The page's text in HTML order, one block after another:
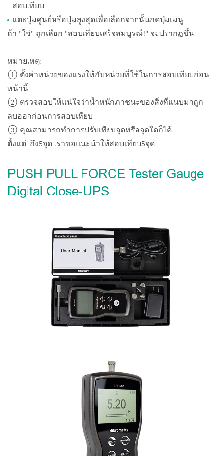
สอบเทียบ
แตะปุ่มศูนย์หรือปุ่มสูงสุดเพื่อเลือกจากนั้นกดปุ่มเมนู
ถ้า "ใช่" ถูกเลือก "สอบเทียบเสร็จสมบูรณ์!" จะปรากฏขึ้น
หมายเหตุ:
① ตั้งค่าหน่วยของแรงให้กับหน่วยที่ใช้ในการสอบเทียบก่อน
หน้านี้
② ตรวจสอบให้แน่ใจว่าน้ำหนักภาชนะของสิ่งที่แนบมาถูก
ลบออกก่อนการสอบเทียบ
③ คุณสามารถทำการปรับเทียบจุดหรือจุดใดก็ได้
ตั้งแต่1ถึง5จุด เราขอแนะนำให้สอบเทียบ5จุด
PUSH PULL FORCE Tester Gauge
Digital Close-UPS